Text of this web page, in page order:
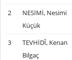
2
NESİMİ, Nesimi
Küçük
3
TEVHİDÎ, Kenan
Bilgaç